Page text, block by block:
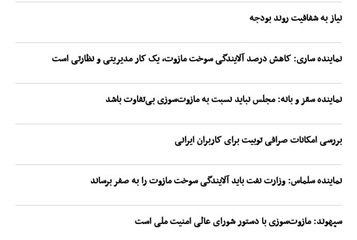
نیاز به شفافیت روند بودجه
نماینده ساری: کاهش درصد آلایندگی سوخت مازوت، یک کار مدیریتی و نظارتی است
نماینده سقز و بانه: مجلس نباید نسبت به مازوت‌سوزی بی‌تفاوت باشد
بررسی امکانات صرافی توبیت برای کاربران ایرانی
نماینده سلماس: وزارت نفت باید آلایندگی سوخت مازوت را به صفر برساند
سپهوند:‌ مازوت‌سوزی با دستور شورای عالی امنیت ملی است